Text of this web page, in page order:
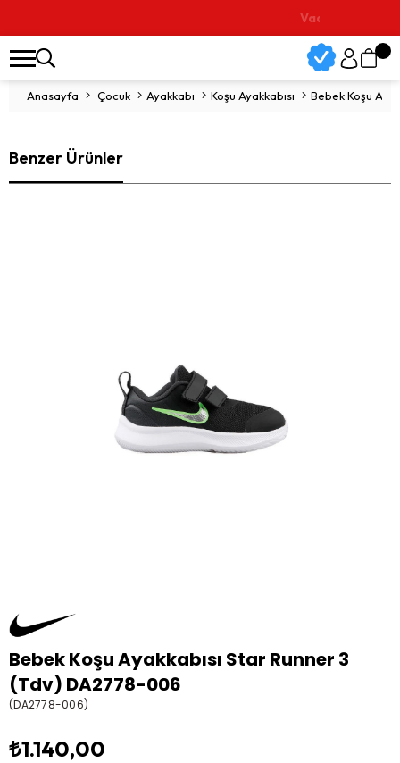
Vade Farksız 3 Taksit İmkanı
Anasayfa Çocuk Ayakkabı Koşu Ayakkabısı Bebek Koşu
Benzer Ürünler
Bebek Koşu Ayakkabısı Star Runner 3
(Tdv) DA2778-006
(DA2778-006)
₺1.140,00